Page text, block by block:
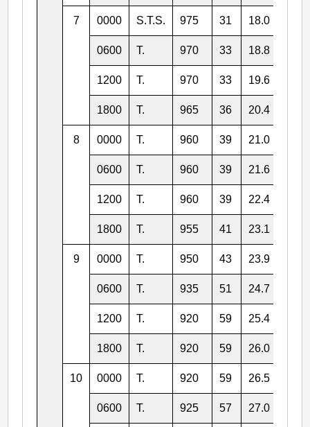
7 0000 S.T.S. 975 31 18.0
0600 T. 970 33 18.8
1200 T. 970 33 19.6
1800 T. 965 36 20.4
8 0000 T. 960 39 21.0
0600 T. 960 39 21.6
1200 T. 960 39 22.4
1800 T. 955 41 23.1
9 0000 T. 950 43 23.9
0600 T. 935 51 24.7
1200 T. 920 59 25.4
1800 T. 920 59 26.0
10 0000 T. 920 59 26.5
0600 T. 925 57 27.0